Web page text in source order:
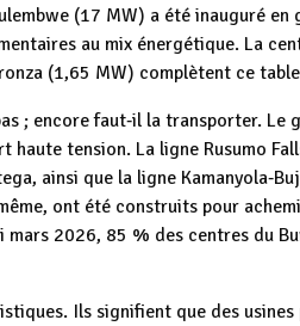
(17 MW) a été inauguré en
au mix énergétique. La
(1,65 MW) complètent ce
; encore faut‑il la transporter. Le
haute tension. La ligne Rusumo
ainsi que la ligne
ont été construits pour
mars 2026, 85 % des centres du
Ils signifient que des